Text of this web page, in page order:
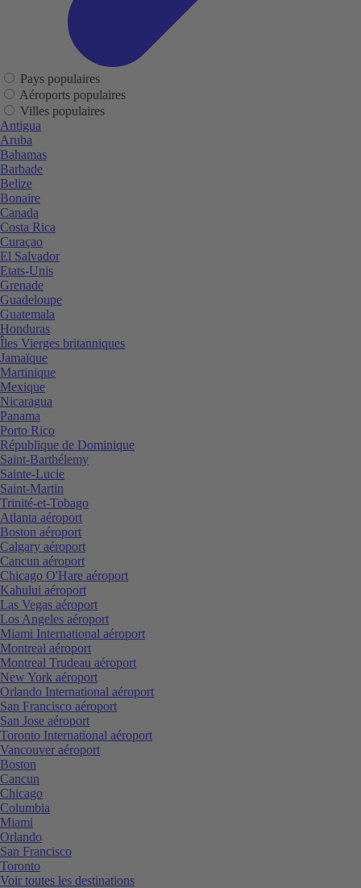
Pays populaires
Aéroports populaires
Villes populaires
Antigua
Aruba
Bahamas
Barbade
Belize
Bonaire
Canada
Costa Rica
Curaçao
El Salvador
Etats-Unis
Grenade
Guadeloupe
Guatemala
Honduras
Îles Vierges britanniques
Jamaïque
Martinique
Mexique
Nicaragua
Panama
Porto Rico
République de Dominique
Saint-Barthélemy
Sainte-Lucie
Saint-Martin
Trinité-et-Tobago
Atlanta aéroport
Boston aéroport
Calgary aéroport
Cancun aéroport
Chicago O'Hare aéroport
Kahului aéroport
Las Vegas aéroport
Los Angeles aéroport
Miami International aéroport
Montreal aéroport
Montreal Trudeau aéroport
New York aéroport
Orlando International aéroport
San Francisco aéroport
San Jose aéroport
Toronto International aéroport
Vancouver aéroport
Boston
Cancun
Chicago
Columbia
Miami
Orlando
San Francisco
Toronto
Voir toutes les destinations